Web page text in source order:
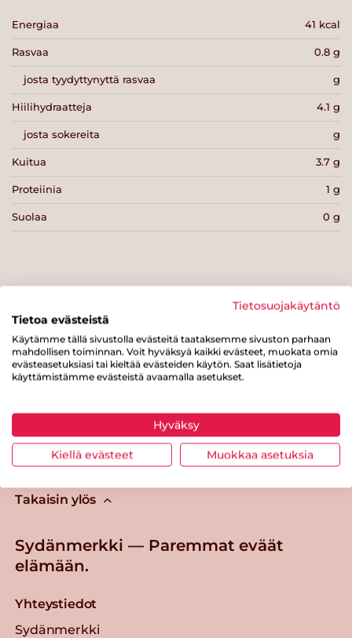
Energiaa 41 kcal
Rasvaa 0.8 g
josta tyydyttynyttä rasvaa g
Hiilihydraatteja 4.1 g
josta sokereita g
Kuitua 3.7 g
Proteiinia 1 g
Suolaa 0 g
Tästä merkistä tunnistat
Sydänmerkki-tuotteen
Takaisin ylös
Sydänmerkki — Paremmat eväät
elämään.
Yhteystiedot
Sydänmerkki
Tietosuojakäytäntö
Tietoa evästeistä
Käytämme tällä sivustolla evästeitä taataksemme sivuston parhaan
mahdollisen toiminnan. Voit hyväksyä kaikki evästeet, muokata omia
evästeasetuksiasi tai kieltää evästeiden käytön. Saat lisätietoja
käyttämistämme evästeistä avaamalla asetukset.
Hyväksy
Kiellä evästeet Muokkaa asetuksia